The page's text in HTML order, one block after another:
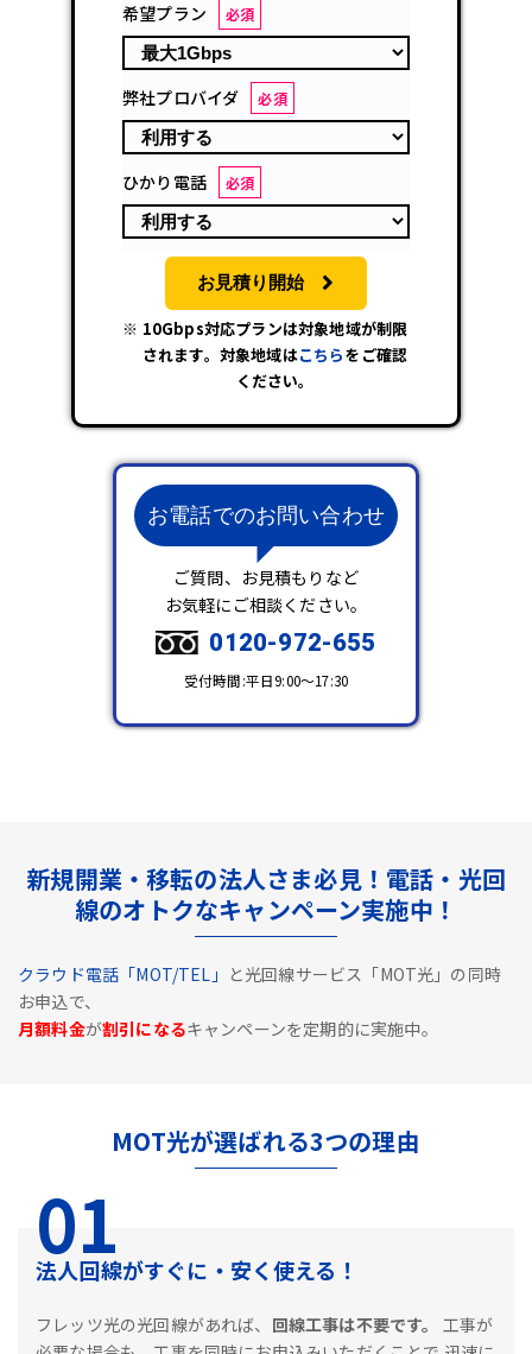
希望プラン 必須
弊社プロバイダ 必須
ひかり電話 必須
お見積り開始
10Gbps対応プランは対象地域が制限
されます。対象地域はこちらをご確認
ください。
お電話でのお問い合わせ
ご質問、お見積もりなど
お気軽にご相談ください。
0120-972-655
受付時間:平日9:00～17:30
新規開業・移転の法人さま必見！電話・光回
線のオトクなキャンペーン実施中！
クラウド電話「MOT/TEL」 と光回線サービス「MOT光」の同時
お申込で、
月額料金が割引になるキャンペーンを定期的に実施中。
MOT光が選ばれる3つの理由
01
法人回線がすぐに・安く使える！
フレッツ光の光回線があれば、 回線工事は不要です。
工事が